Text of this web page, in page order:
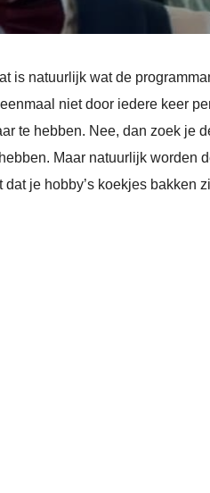
is natuurlijk wat de
niet door iedere keer
te hebben. Nee, dan zoek je
Maar natuurlijk worden
je hobby’s koekjes bakken